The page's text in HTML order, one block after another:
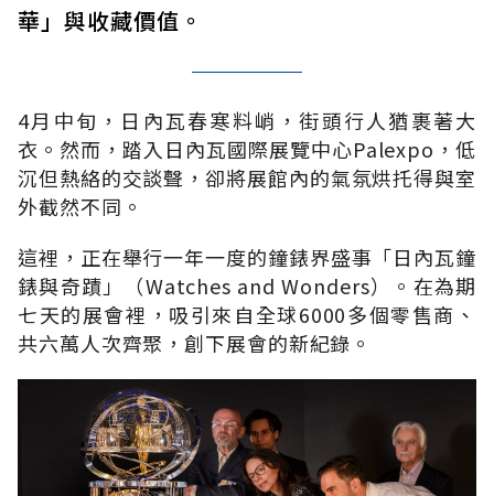
華」與收藏價值。
4月中旬，日內瓦春寒料峭，街頭行人猶裹著大
衣。然而，踏入日內瓦國際展覽中心Palexpo，低
沉但熱絡的交談聲，卻將展館內的氣氛烘托得與室
外截然不同。
這裡，正在舉行一年一度的鐘錶界盛事「日內瓦鐘
錶與奇蹟」（Watches and Wonders）。在為期
七天的展會裡，吸引來自全球6000多個零售商、
共六萬人次齊聚，創下展會的新紀錄。